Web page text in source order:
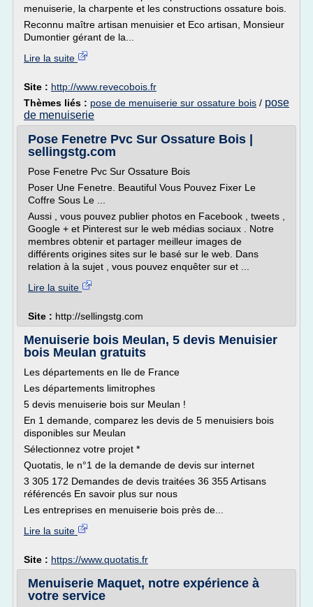
menuiserie, la charpente et les constructions ossature bois.
Reconnu maître artisan menuisier et Eco artisan, Monsieur
Dumontier gérant de la...
Lire la suite
Site : http://www.revecobois.fr
Thèmes liés : pose de menuiserie sur ossature bois / pose
de menuiserie
Pose Fenetre Pvc Sur Ossature Bois |
sellingstg.com
Pose Fenetre Pvc Sur Ossature Bois
Poser Une Fenetre. Beautiful Vous Pouvez Fixer Le
Coffre Sous Le ...
Aussi , vous pouvez publier photos en Facebook , tweets ,
Google + et Pinterest sur le web médias sociaux . Notre
membres obtenir et partager meilleur images de
différents origines sites sur le basé sur le web. Dans
relation à la sujet , vous pouvez enquêter sur et ...
Lire la suite
Site : http://sellingstg.com
Menuiserie bois Meulan, 5 devis Menuisier
bois Meulan gratuits
Les départements en Ile de France
Les départements limitrophes
5 devis menuiserie bois sur Meulan !
En 1 demande, comparez les devis de 5 menuisiers bois
disponibles sur Meulan
Sélectionnez votre projet *
Quotatis, le n°1 de la demande de devis sur internet
3 305 172 Demandes de devis traitées 36 355 Artisans
référencés En savoir plus sur nous
Les entreprises en menuiserie bois près de...
Lire la suite
Site : https://www.quotatis.fr
Menuiserie Maquet, notre expérience à
votre service